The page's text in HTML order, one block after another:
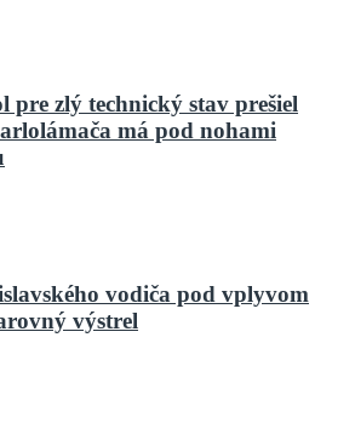
pre zlý technický stav prešiel
má pod nohami
vodiča pod vplyvom
výstrel